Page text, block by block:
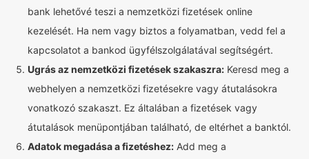
bank lehetővé teszi a nemzetközi fizetések online
kezelését. Ha nem vagy biztos a folyamatban, vedd fel a
kapcsolatot a bankod ügyfélszolgálatával segítségért.
Ugrás az nemzetközi fizetések szakaszra: Keresd meg a
webhelyen a nemzetközi fizetésekre vagy átutalásokra
vonatkozó szakaszt. Ez általában a fizetések vagy
átutalások menüpontjában található, de eltérhet a banktól.
Adatok megadása a fizetéshez: Add meg a